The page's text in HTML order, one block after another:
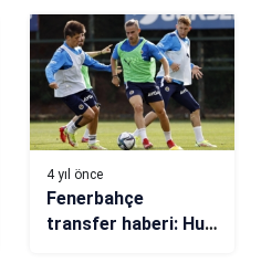
4 yıl önce
Fenerbahçe
transfer haberi: Hull